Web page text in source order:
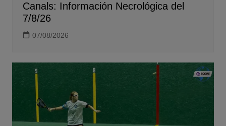
Canals: Información Necrológica del
7/8/26
07/08/2026